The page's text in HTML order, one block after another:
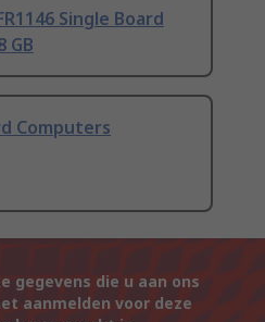
Single Board
GB
Computers
gegevens die u aan ons
aanmelden voor deze